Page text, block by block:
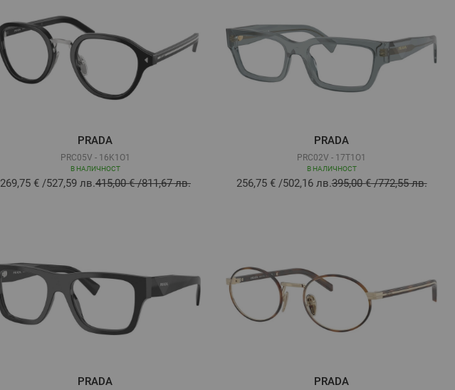
PRADA
PRC05V - 16K1O1
В НАЛИЧНОСТ
269,75 €/527,59 лв.415,00 €/811,67 лв.
PRADA
PRC02V - 17T1O1
В НАЛИЧНОСТ
256,75 €/502,16 лв.395,00 €/772,55 лв.
PRADA PRADA